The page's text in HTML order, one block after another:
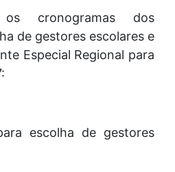
cronogramas dos
de gestores escolares e
Especial Regional para
escolha de gestores